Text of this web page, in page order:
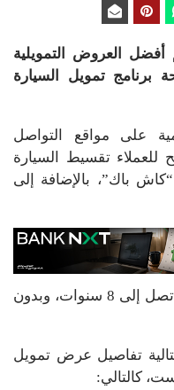
العروض التمويلية
برنامج تمويل السيارة
على مواقع التواصل
للعملاء تقسيط السيارة
ساجا والحصول على 2% “كاش باك”، بالإضافة إلى
كما أوضح أن مدة تقسيط السيارة تصل إلى 8 سنوات، وبدون
تفاصيل عرض تمويل
كالتالي: